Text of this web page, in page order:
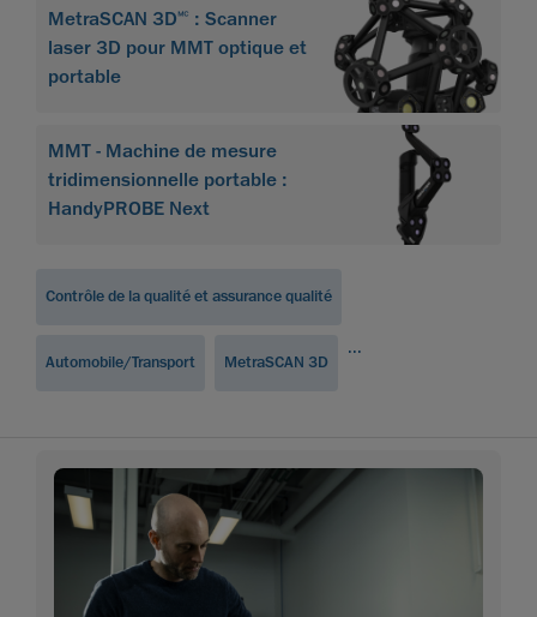
MetraSCAN 3D🅪 : Scanner
laser 3D pour MMT optique et
portable
MMT - Machine de mesure
tridimensionnelle portable :
HandyPROBE Next
Contrôle de la qualité et assurance qualité
Automobile/Transport MetraSCAN 3D
...